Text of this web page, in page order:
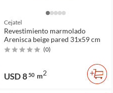
Cejatel
Revestimiento marmolado
Arenisca beige pared 31x59 cm
(0)
USD 850 m2